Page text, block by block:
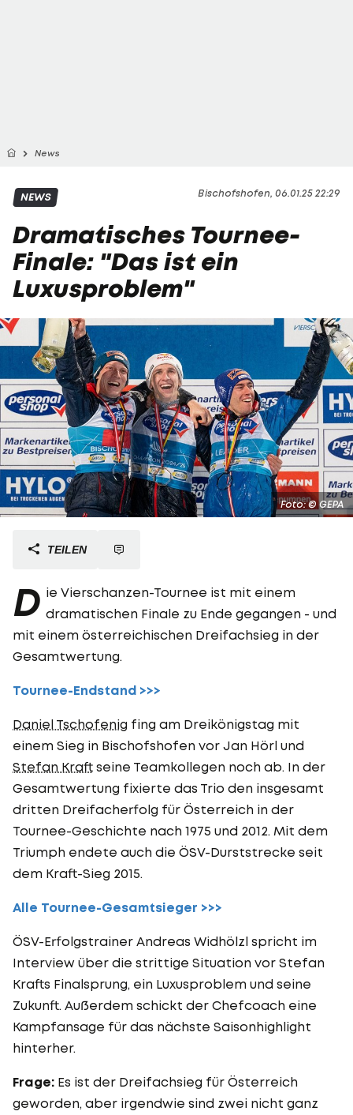
News
Bischofshofen, 06.01.25 22:29
NEWS
Dramatisches Tournee-
Finale: "Das ist ein
Luxusproblem"
Foto: © GEPA
TEILEN
D ie Vierschanzen-Tournee ist mit einem
dramatischen Finale zu Ende gegangen - und
mit einem österreichischen Dreifachsieg in der
Gesamtwertung.
Tournee-Endstand >>>
Daniel Tschofenig fing am Dreikönigstag mit
einem Sieg in Bischofshofen vor Jan Hörl und
Stefan Kraft seine Teamkollegen noch ab. In der
Gesamtwertung fixierte das Trio den insgesamt
dritten Dreifacherfolg für Österreich in der
Tournee-Geschichte nach 1975 und 2012. Mit dem
Triumph endete auch die ÖSV-Durststrecke seit
dem Kraft-Sieg 2015.
Alle Tournee-Gesamtsieger >>>
ÖSV-Erfolgstrainer Andreas Widhölzl spricht im
Interview über die strittige Situation vor Stefan
Krafts Finalsprung, ein Luxusproblem und seine
Zukunft. Außerdem schickt der Chefcoach eine
Kampfansage für das nächste Saisonhighlight
hinterher.
Frage: Es ist der Dreifachsieg für Österreich
geworden, aber irgendwie sind zwei nicht ganz